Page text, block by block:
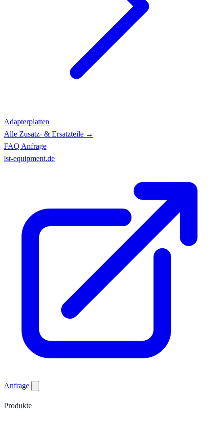
Adapterplatten
Alle Zusatz- & Ersatzteile →
FAQ Anfrage
lst-equipment.de
Anfrage
Produkte